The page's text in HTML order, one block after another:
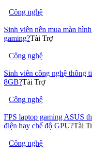
Công nghệ
Sinh viên nên mua màn
gaming?Tài Trợ
Công nghệ
Sinh viên công nghệ thông
8GB?Tài Trợ
Công nghệ
FPS laptop gaming ASUS
điện hay chế độ GPU?Tài
Công nghệ